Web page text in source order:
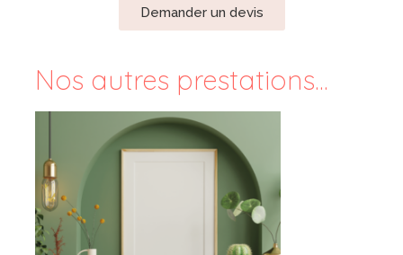
Demander un devis
Nos autres prestations...